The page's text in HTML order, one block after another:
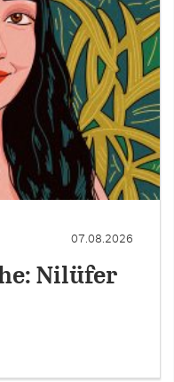
07.08.2026
Nilüfer